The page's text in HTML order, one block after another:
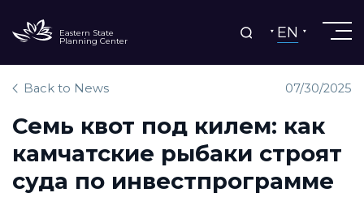
Eastern State
Planning Center EN
Back to News 07/30/2025
Семь квот под килем: как
камчатские рыбаки строят
суда по инвестпрограмме